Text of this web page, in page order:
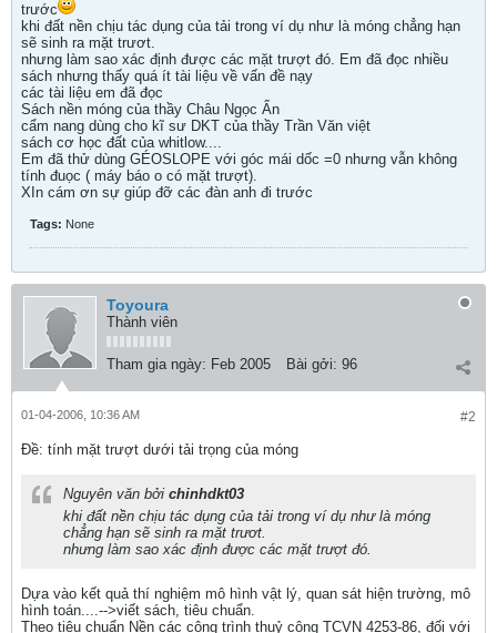
trước
khi đất nền chịu tác dụng của tải trong ví dụ như là móng chẳng hạn
sẽ sinh ra mặt trươt.
nhưng làm sao xác định được các mặt trượt đó. Em đã đọc nhiều
sách nhưng thấy quá ít tài liệu về vấn đề nạy
các tài liệu em đã đọc
Sách nền móng của thầy Châu Ngọc Ẩn
cẩm nang dùng cho kĩ sư DKT của thầy Trần Văn việt
sách cơ học đất của whitlow....
Em đã thử dùng GÉOSLOPE với góc mái dốc =0 nhưng vẫn không
tính đuọc ( máy báo o có mặt trượt).
XIn cám ơn sự giúp đỡ các đàn anh đi trước
Tags: None
Toyoura
Thành viên
Tham gia ngày: Feb 2005 Bài gởi: 96
#2
01-04-2006, 10:36 AM
Ðề: tính mặt trượt dưới tải trọng của móng
Nguyên văn bởi chinhdkt03
khi đất nền chịu tác dụng của tải trong ví dụ như là móng
chẳng hạn sẽ sinh ra mặt trươt.
nhưng làm sao xác định được các mặt trượt đó.
Dựa vào kết quả thí nghiệm mô hình vật lý, quan sát hiện trường, mô
hình toán....-->viết sách, tiêu chuẩn.
Theo tiêu chuẩn Nền các công trình thuỷ công TCVN 4253-86, đối với